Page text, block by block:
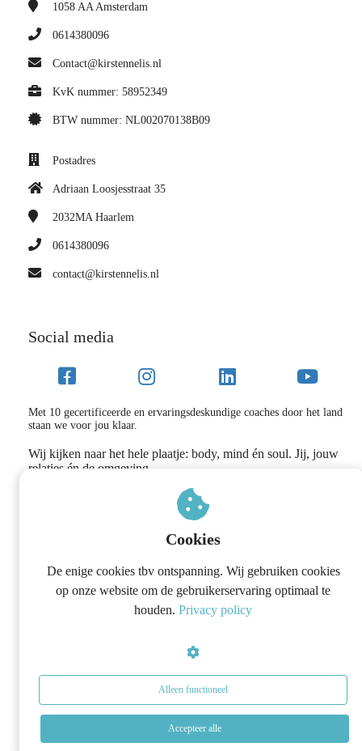
1058 AAAmsterdam
0614380096
Contact@kirstennelis.nl
KvK nummer: 58952349
BTW nummer: NL002070138B09
Postadres
Adriaan Loosjesstraat 35
2032MA Haarlem
0614380096
contact@kirstennelis.nl
Social media
Met 10 gecertificeerde en ervaringsdeskundige coaches door het land
staan we voor jou klaar.
Wij kijken naar het hele plaatje: body, mind én soul. Jij, jouw
relaties én de omgeving.
Weg met de vermoeidheid, onrust, pieker gedachten en
boosheid naar de mensen die het dichtst bij jou staan.
Cookies
De enige cookies tbv ontspanning. Wij gebruiken cookies
op onze website om de gebruikerservaring optimaal te
houden. Privacy policy
Alleen functioneel
Accepteer alle